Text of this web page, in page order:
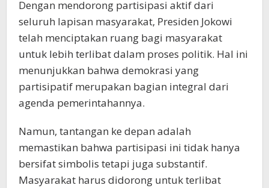
Dengan mendorong partisipasi aktif dari
seluruh lapisan masyarakat, Presiden Jokowi
telah menciptakan ruang bagi masyarakat
untuk lebih terlibat dalam proses politik. Hal ini
menunjukkan bahwa demokrasi yang
partisipatif merupakan bagian integral dari
agenda pemerintahannya.
Namun, tantangan ke depan adalah
memastikan bahwa partisipasi ini tidak hanya
bersifat simbolis tetapi juga substantif.
Masyarakat harus didorong untuk terlibat